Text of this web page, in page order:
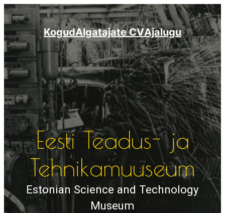
Liigu
sisu
juurde
KogudAlgatajate CVAjalugu
Eesti Teadus- ja
Tehnikamuuseum
Estonian Science and Technology
Museum